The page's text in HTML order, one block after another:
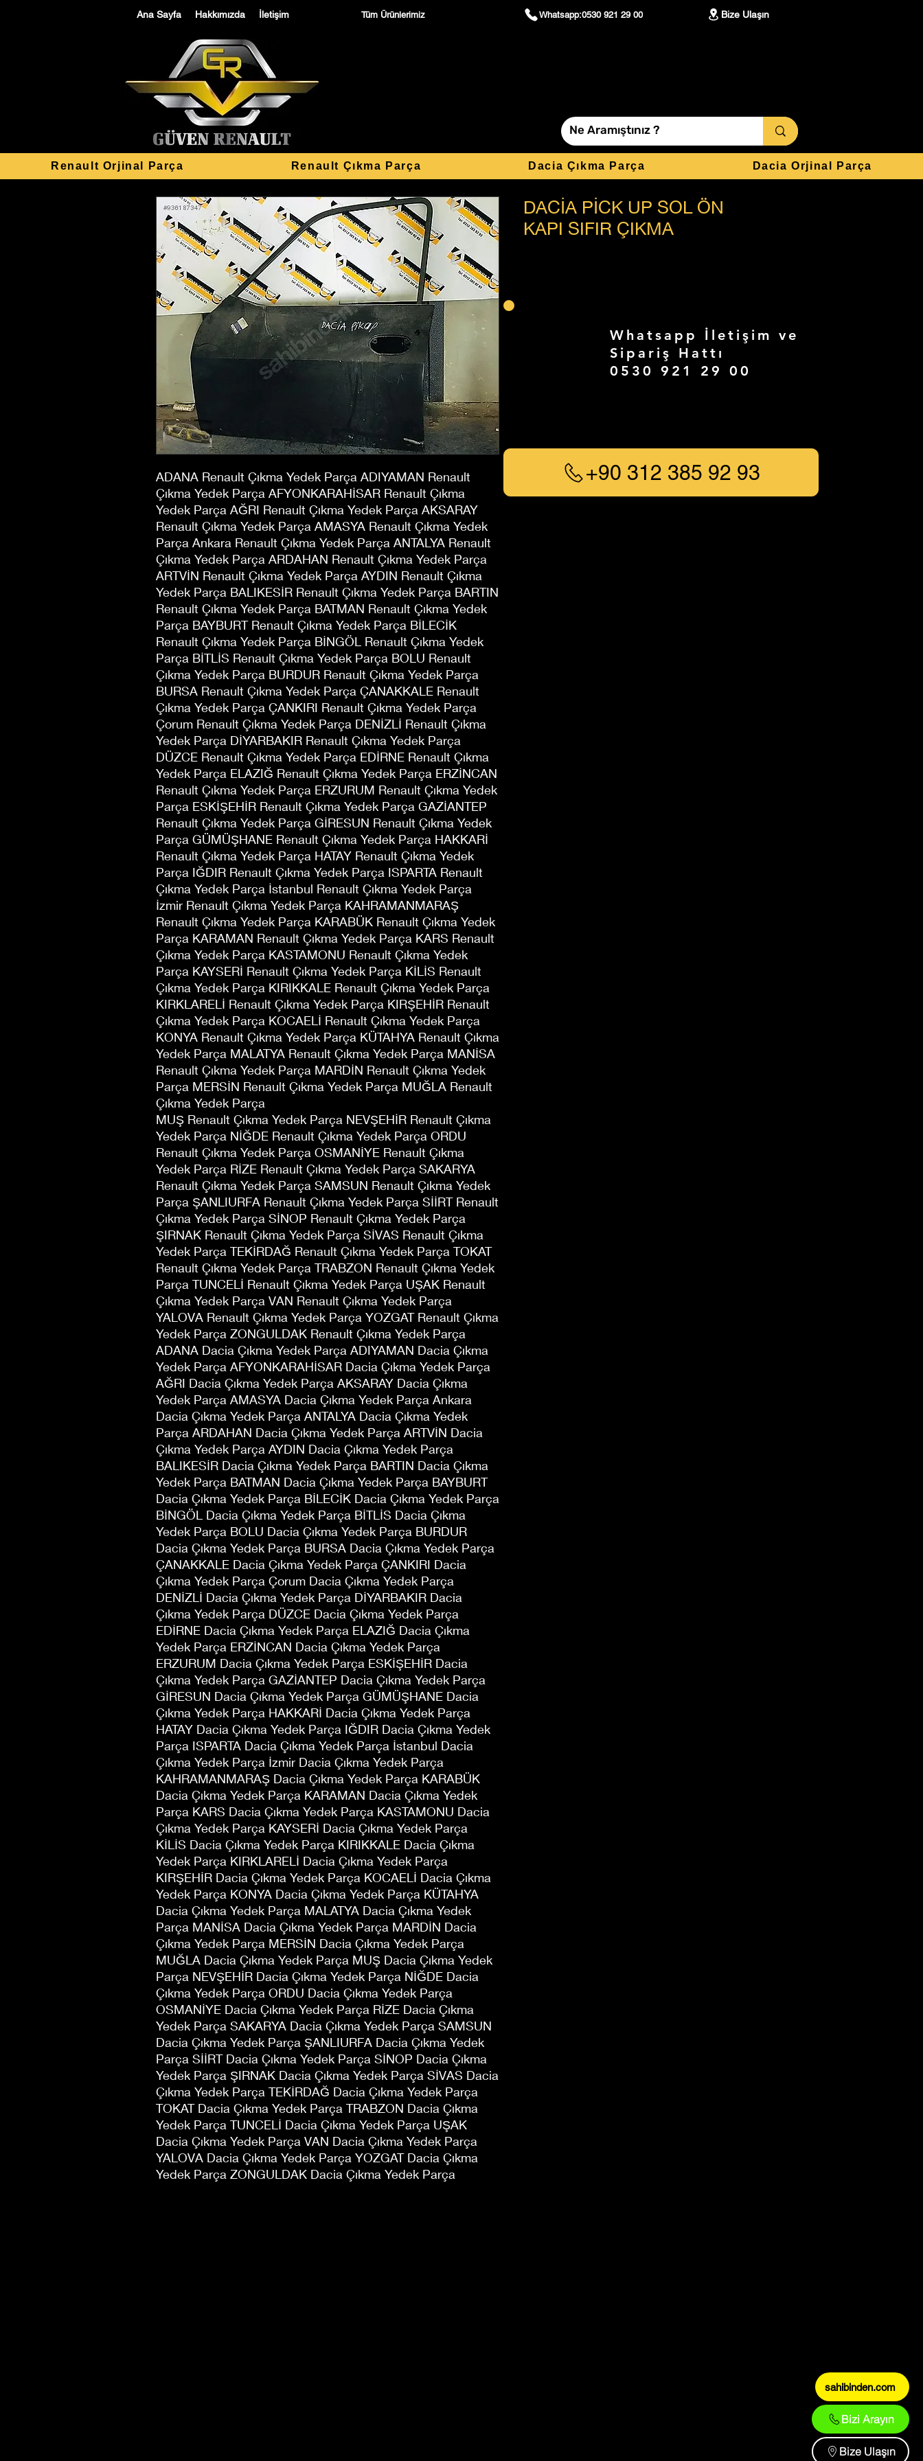
Ana Sayfa Hakkımızda İletişim Tüm Ürünlerimiz Whatsapp:0530 921 29 00 Bize Ulaşın
Renault Orjinal Parça Renault Çıkma Parça Dacia Çıkma Parça Dacia Orjinal Parça
ADANA Renault Çıkma Yedek Parça ADIYAMAN Renault
Çıkma Yedek Parça AFYONKARAHİSAR Renault Çıkma
Yedek Parça AĞRI Renault Çıkma Yedek Parça AKSARAY
Renault Çıkma Yedek Parça AMASYA Renault Çıkma Yedek
Parça Ankara Renault Çıkma Yedek Parça ANTALYA Renault
Çıkma Yedek Parça ARDAHAN Renault Çıkma Yedek Parça
ARTVİN Renault Çıkma Yedek Parça AYDIN Renault Çıkma
Yedek Parça BALIKESİR Renault Çıkma Yedek Parça BARTIN
Renault Çıkma Yedek Parça BATMAN Renault Çıkma Yedek
Parça BAYBURT Renault Çıkma Yedek Parça BİLECİK
Renault Çıkma Yedek Parça BİNGÖL Renault Çıkma Yedek
Parça BİTLİS Renault Çıkma Yedek Parça BOLU Renault
Çıkma Yedek Parça BURDUR Renault Çıkma Yedek Parça
BURSA Renault Çıkma Yedek Parça ÇANAKKALE Renault
Çıkma Yedek Parça ÇANKIRI Renault Çıkma Yedek Parça
Çorum Renault Çıkma Yedek Parça DENİZLİ Renault Çıkma
Yedek Parça DİYARBAKIR Renault Çıkma Yedek Parça
DÜZCE Renault Çıkma Yedek Parça EDİRNE Renault Çıkma
Yedek Parça ELAZIĞ Renault Çıkma Yedek Parça ERZİNCAN
Renault Çıkma Yedek Parça ERZURUM Renault Çıkma Yedek
Parça ESKİŞEHİR Renault Çıkma Yedek Parça GAZİANTEP
Renault Çıkma Yedek Parça GİRESUN Renault Çıkma Yedek
Parça GÜMÜŞHANE Renault Çıkma Yedek Parça HAKKARİ
Renault Çıkma Yedek Parça HATAY Renault Çıkma Yedek
Parça IĞDIR Renault Çıkma Yedek Parça ISPARTA Renault
Çıkma Yedek Parça İstanbul Renault Çıkma Yedek Parça
İzmir Renault Çıkma Yedek Parça KAHRAMANMARAŞ
Renault Çıkma Yedek Parça KARABÜK Renault Çıkma Yedek
Parça KARAMAN Renault Çıkma Yedek Parça KARS Renault
Çıkma Yedek Parça KASTAMONU Renault Çıkma Yedek
Parça KAYSERİ Renault Çıkma Yedek Parça KİLİS Renault
Çıkma Yedek Parça KIRIKKALE Renault Çıkma Yedek Parça
KIRKLARELİ Renault Çıkma Yedek Parça KIRŞEHİR Renault
Çıkma Yedek Parça KOCAELİ Renault Çıkma Yedek Parça
KONYA Renault Çıkma Yedek Parça KÜTAHYA Renault Çıkma
Yedek Parça MALATYA Renault Çıkma Yedek Parça MANİSA
Renault Çıkma Yedek Parça MARDİN Renault Çıkma Yedek
Parça MERSİN Renault Çıkma Yedek Parça MUĞLA Renault
Çıkma Yedek Parça
MUŞ Renault Çıkma Yedek Parça NEVŞEHİR Renault Çıkma
Yedek Parça NİĞDE Renault Çıkma Yedek Parça ORDU
Renault Çıkma Yedek Parça OSMANİYE Renault Çıkma
Yedek Parça RİZE Renault Çıkma Yedek Parça SAKARYA
Renault Çıkma Yedek Parça SAMSUN Renault Çıkma Yedek
Parça ŞANLIURFA Renault Çıkma Yedek Parça SİİRT Renault
Çıkma Yedek Parça SİNOP Renault Çıkma Yedek Parça
ŞIRNAK Renault Çıkma Yedek Parça SİVAS Renault Çıkma
Yedek Parça TEKİRDAĞ Renault Çıkma Yedek Parça TOKAT
Renault Çıkma Yedek Parça TRABZON Renault Çıkma Yedek
Parça TUNCELİ Renault Çıkma Yedek Parça UŞAK Renault
Çıkma Yedek Parça VAN Renault Çıkma Yedek Parça
YALOVA Renault Çıkma Yedek Parça YOZGAT Renault Çıkma
Yedek Parça ZONGULDAK Renault Çıkma Yedek Parça
ADANA Dacia Çıkma Yedek Parça ADIYAMAN Dacia Çıkma
Yedek Parça AFYONKARAHİSAR Dacia Çıkma Yedek Parça
AĞRI Dacia Çıkma Yedek Parça AKSARAY Dacia Çıkma
Yedek Parça AMASYA Dacia Çıkma Yedek Parça Ankara
Dacia Çıkma Yedek Parça ANTALYA Dacia Çıkma Yedek
Parça ARDAHAN Dacia Çıkma Yedek Parça ARTVİN Dacia
Çıkma Yedek Parça AYDIN Dacia Çıkma Yedek Parça
BALIKESİR Dacia Çıkma Yedek Parça BARTIN Dacia Çıkma
Yedek Parça BATMAN Dacia Çıkma Yedek Parça BAYBURT
Dacia Çıkma Yedek Parça BİLECİK Dacia Çıkma Yedek Parça
BİNGÖL Dacia Çıkma Yedek Parça BİTLİS Dacia Çıkma
Yedek Parça BOLU Dacia Çıkma Yedek Parça BURDUR
Dacia Çıkma Yedek Parça BURSA Dacia Çıkma Yedek Parça
ÇANAKKALE Dacia Çıkma Yedek Parça ÇANKIRI Dacia
Çıkma Yedek Parça Çorum Dacia Çıkma Yedek Parça
DENİZLİ Dacia Çıkma Yedek Parça DİYARBAKIR Dacia
Çıkma Yedek Parça DÜZCE Dacia Çıkma Yedek Parça
EDİRNE Dacia Çıkma Yedek Parça ELAZIĞ Dacia Çıkma
Yedek Parça ERZİNCAN Dacia Çıkma Yedek Parça
ERZURUM Dacia Çıkma Yedek Parça ESKİŞEHİR Dacia
Çıkma Yedek Parça GAZİANTEP Dacia Çıkma Yedek Parça
GİRESUN Dacia Çıkma Yedek Parça GÜMÜŞHANE Dacia
Çıkma Yedek Parça HAKKARİ Dacia Çıkma Yedek Parça
HATAY Dacia Çıkma Yedek Parça IĞDIR Dacia Çıkma Yedek
Parça ISPARTA Dacia Çıkma Yedek Parça İstanbul Dacia
Çıkma Yedek Parça İzmir Dacia Çıkma Yedek Parça
KAHRAMANMARAŞ Dacia Çıkma Yedek Parça KARABÜK
Dacia Çıkma Yedek Parça KARAMAN Dacia Çıkma Yedek
Parça KARS Dacia Çıkma Yedek Parça KASTAMONU Dacia
Çıkma Yedek Parça KAYSERİ Dacia Çıkma Yedek Parça
KİLİS Dacia Çıkma Yedek Parça KIRIKKALE Dacia Çıkma
Yedek Parça KIRKLARELİ Dacia Çıkma Yedek Parça
KIRŞEHİR Dacia Çıkma Yedek Parça KOCAELİ Dacia Çıkma
Yedek Parça KONYA Dacia Çıkma Yedek Parça KÜTAHYA
Dacia Çıkma Yedek Parça MALATYA Dacia Çıkma Yedek
Parça MANİSA Dacia Çıkma Yedek Parça MARDİN Dacia
Çıkma Yedek Parça MERSİN Dacia Çıkma Yedek Parça
MUĞLA Dacia Çıkma Yedek Parça MUŞ Dacia Çıkma Yedek
Parça NEVŞEHİR Dacia Çıkma Yedek Parça NİĞDE Dacia
Çıkma Yedek Parça ORDU Dacia Çıkma Yedek Parça
OSMANİYE Dacia Çıkma Yedek Parça RİZE Dacia Çıkma
Yedek Parça SAKARYA Dacia Çıkma Yedek Parça SAMSUN
Dacia Çıkma Yedek Parça ŞANLIURFA Dacia Çıkma Yedek
Parça SİİRT Dacia Çıkma Yedek Parça SİNOP Dacia Çıkma
Yedek Parça ŞIRNAK Dacia Çıkma Yedek Parça SİVAS Dacia
Çıkma Yedek Parça TEKİRDAĞ Dacia Çıkma Yedek Parça
TOKAT Dacia Çıkma Yedek Parça TRABZON Dacia Çıkma
Yedek Parça TUNCELİ Dacia Çıkma Yedek Parça UŞAK
Dacia Çıkma Yedek Parça VAN Dacia Çıkma Yedek Parça
YALOVA Dacia Çıkma Yedek Parça YOZGAT Dacia Çıkma
Yedek Parça ZONGULDAK Dacia Çıkma Yedek Parça
DACİA PİCK UP SOL ÖN
KAPI SIFIR ÇIKMA
Whatsapp İletişim ve
Sipariş Hattı
0530 921 29 00
+90 312 385 92 93
sahibinden.com
Bizi Arayın
Bize Ulaşın